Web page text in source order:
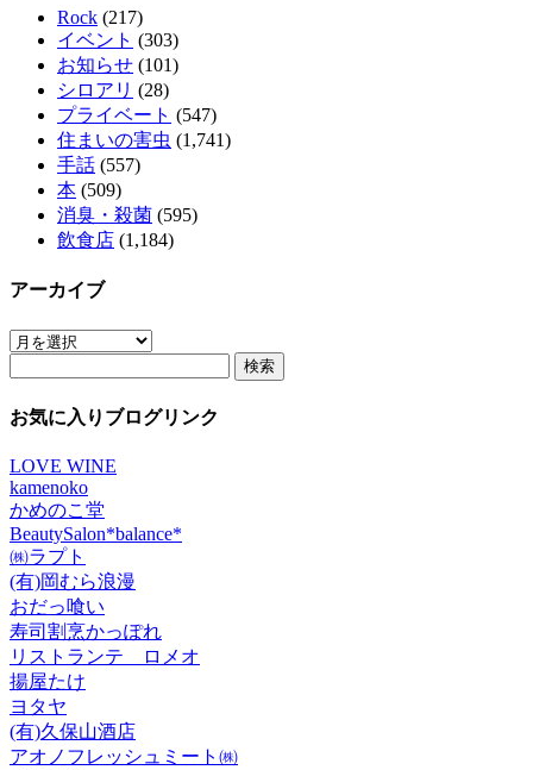
Rock (217)
イベント (303)
お知らせ (101)
シロアリ (28)
プライベート (547)
住まいの害虫 (1,741)
手話 (557)
本 (509)
消臭・殺菌 (595)
飲食店 (1,184)
アーカイブ
ア
イ
お気に入りブログリンク
LOVE WINE
kamenoko
かめのこ堂
BeautySalon*balance*
㈱ラプト
(有)岡むら浪漫
おだっ喰い
寿司割烹かっぽれ
リストランテ ロメオ
揚屋たけ
ヨタヤ
(有)久保山酒店
アオノフレッシュミート㈱